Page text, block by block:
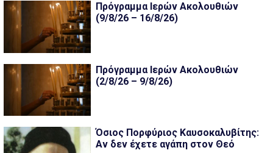
Πρόγραμμα Ιερών Ακολουθιών
(9/8/26 – 16/8/26)
Πρόγραμμα Ιερών Ακολουθιών
(2/8/26 – 9/8/26)
Όσιος Πορφύριος Καυσοκαλυβίτης:
Αν δεν έχετε αγάπη στον Θεό